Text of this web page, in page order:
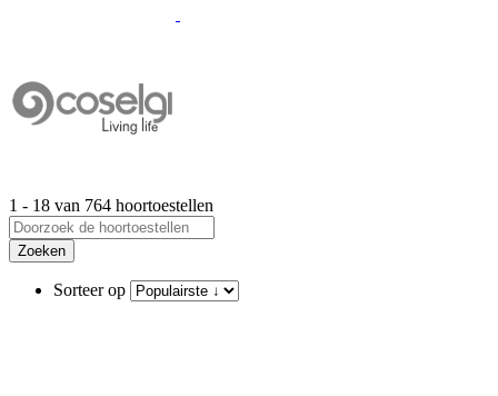
1 - 18 van 764 hoortoestellen
Zoeken
Sorteer op